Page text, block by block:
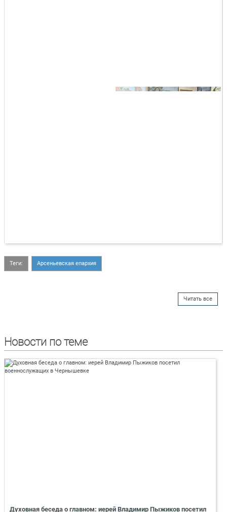
Теги: Арсеньевская епархия
Читать все
Новости по теме
Духовная беседа о главном: иерей Владимир Пыжиков посетил